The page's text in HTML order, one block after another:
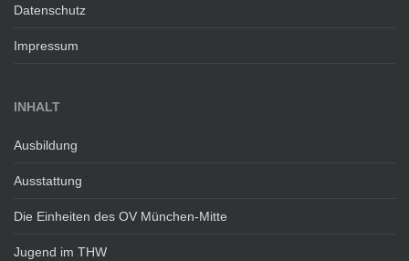
Datenschutz
Impressum
INHALT
Ausbildung
Ausstattung
Die Einheiten des OV München-Mitte
Jugend im THW